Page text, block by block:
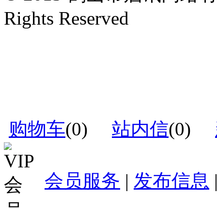
Rights Reserved
购物车(0) 站内信(0)
会员服务 | 发布信息